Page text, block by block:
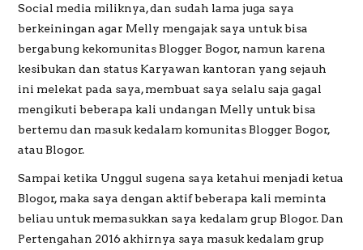
Social media miliknya, dan sudah lama juga saya
berkeiningan agar Melly mengajak saya untuk bisa
bergabung kekomunitas Blogger Bogor, namun karena
kesibukan dan status Karyawan kantoran yang sejauh
ini melekat pada saya, membuat saya selalu saja gagal
mengikuti beberapa kali undangan Melly untuk bisa
bertemu dan masuk kedalam komunitas Blogger Bogor,
atau Blogor.
Sampai ketika Unggul sugena saya ketahui menjadi ketua
Blogor, maka saya dengan aktif beberapa kali meminta
beliau untuk memasukkan saya kedalam grup Blogor. Dan
Pertengahan 2016 akhirnya saya masuk kedalam grup